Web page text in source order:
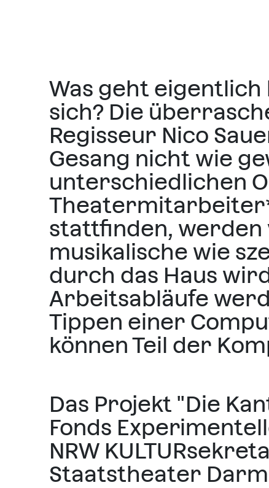
Was geht
sich? Die
Regisseur Nico
Gesang nicht wie
unterschiedlichen
stattfinden, werden
musikalische wie
durch das Haus
Arbeitsabläufe
Tippen einer
können Teil der
Das Projekt "Die
Fonds
NRW
Staatstheater